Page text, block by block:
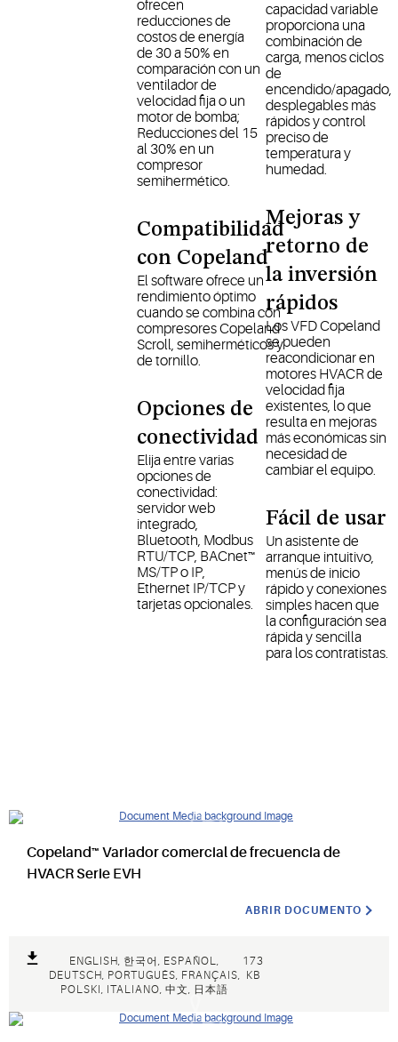
ofrecen
reducciones de
costos de energía
de 30 a 50% en
comparación con un
ventilador de
velocidad fija o un
motor de bomba;
Reducciones del 15
al 30% en un
compresor
semihermético.
Compatibilidad
con Copeland
El software ofrece un
rendimiento óptimo
cuando se combina con
compresores Copeland
Scroll, semiherméticos y
de tornillo.
Opciones de
conectividad
Elija entre varias
opciones de
conectividad:
servidor web
integrado,
Bluetooth, Modbus
RTU/TCP, BACnet™
MS/TP o IP,
Ethernet IP/TCP y
tarjetas opcionales.
capacidad variable
proporciona una
combinación de
carga, menos ciclos
de
encendido/apagado,
desplegables más
rápidos y control
preciso de
temperatura y
humedad.
Mejoras y
retorno de
la inversión
rápidos
Los VFD Copeland
se pueden
reacondicionar en
motores HVACR de
velocidad fija
existentes, lo que
resulta en mejoras
más económicas sin
necesidad de
cambiar el equipo.
Fácil de usar
Un asistente de
arranque intuitivo,
menús de inicio
rápido y conexiones
simples hacen que
la configuración sea
rápida y sencilla
para los contratistas.
Copeland™ Variador comercial de frecuencia de
HVACR Serie EVH
ABRIR DOCUMENTO
ENGLISH, 한국어, ESPAÑOL,
DEUTSCH, PORTUGUÊS, FRANÇAIS,
POLSKI, ITALIANO, 中文, 日本語
173
KB